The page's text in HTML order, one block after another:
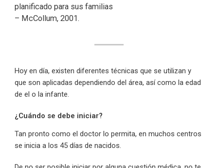
planificado para sus familias
– McCollum, 2001.
Hoy en día, existen diferentes técnicas que se utilizan y
que son aplicadas dependiendo del área, así como la edad
de el o la infante.
¿Cuándo se debe iniciar?
Tan pronto como el doctor lo permita, en muchos centros
se inicia a los 45 días de nacidos.